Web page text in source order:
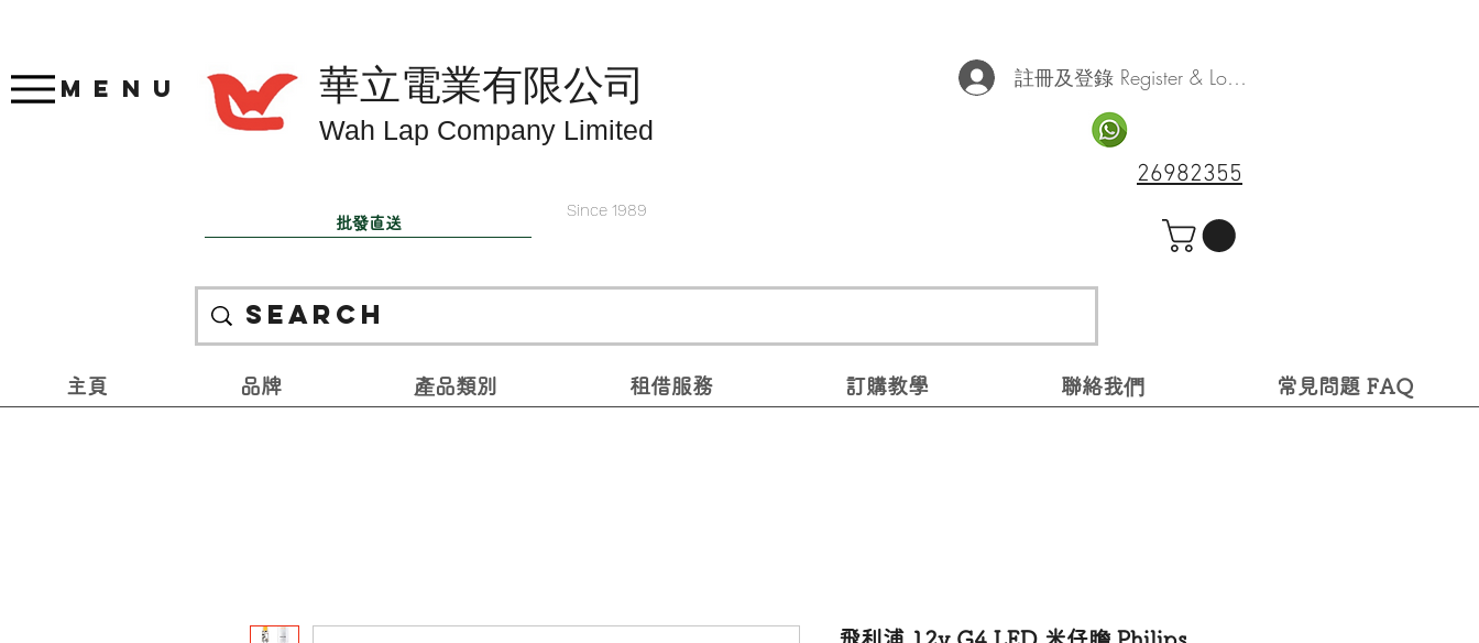
華立電業有限公司
Wah Lap Company Limited
Since 1989
批發直送
Menu 註冊及登錄 Register & Log In
26982355
主頁 品牌 產品類別 租借服務 訂購教學 聯絡我們 常見問題 FAQ
飛利浦 12v G4 LED 米仔膽 Philips